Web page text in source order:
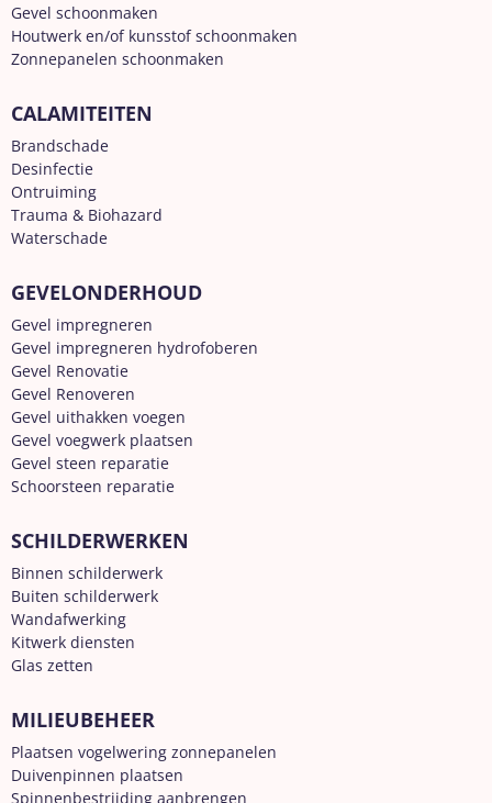
Gevel schoonmaken
Houtwerk en/of kunsstof schoonmaken
Zonnepanelen schoonmaken
CALAMITEITEN
Brandschade
Desinfectie
Ontruiming
Trauma & Biohazard
Waterschade
GEVELONDERHOUD
Gevel impregneren
Gevel impregneren hydrofoberen
Gevel Renovatie
Gevel Renoveren
Gevel uithakken voegen
Gevel voegwerk plaatsen
Gevel steen reparatie
Schoorsteen reparatie
SCHILDERWERKEN
Binnen schilderwerk
Buiten schilderwerk
Wandafwerking
Kitwerk diensten
Glas zetten
MILIEUBEHEER
Plaatsen vogelwering zonnepanelen
Duivenpinnen plaatsen
Spinnenbestrijding aanbrengen